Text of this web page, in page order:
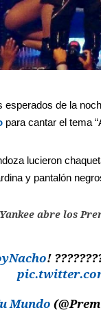
de la
para cantar el tema
lucieron
y pantalón
abre los
!
Mundo